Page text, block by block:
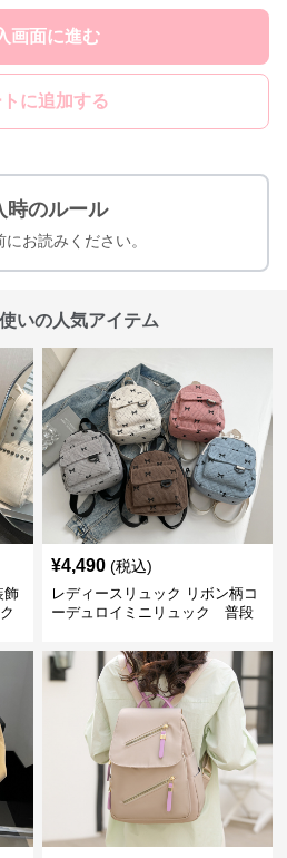
画面に進む
トに追加する
時のルール
お読みください。
いの人気アイテム
飾
¥4,490 (税込)
レディースリュック リボン柄コ
ーデュロイミニリュック 普段